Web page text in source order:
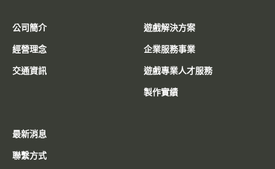
公司簡介
經營理念
交通資訊
遊戲解決方案
企業服務事業
遊戲專業人才服務
製作實績
最新消息
聯繫方式